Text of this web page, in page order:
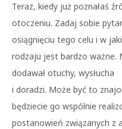
Teraz, kiedy już poznałaś
otoczeniu. Zadaj sobie
osiągnięciu tego celu i w
rodzaju jest bardzo ważne.
dodawał otuchy, wysłucha
i doradzi. Może być to
będziecie go wspólnie
postanowień związanych z